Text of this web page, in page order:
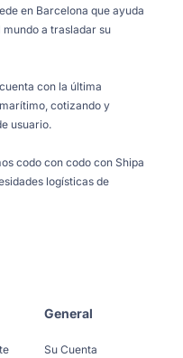
en Barcelona que ayuda
a trasladar su
con la última
cotizando y
usuario.
codo con codo con Shipa
logísticas de
General
Su Cuenta